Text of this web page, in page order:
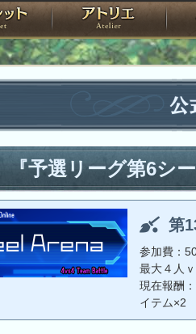
ローレット アト
公
『予選リーグ第6シ
第
参加費：
最大４人
現在報酬
イテム×2